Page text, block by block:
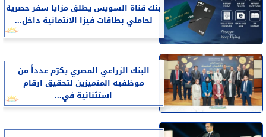
بنك قناة السويس يطلق مزايا سفر حصرية
لحاملي بطاقات فيزا الائتمانية داخل...
البنك الزراعي المصري يكرّم عدداً من
موظفيه المتميزين لتحقيق ارقام
استثنائية في...